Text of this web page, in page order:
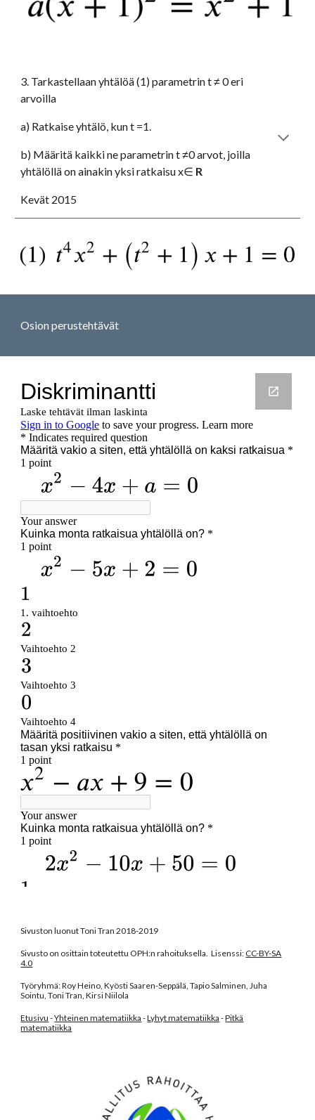
3. Tarkastellaan yhtälöä (1) parametrin t ≠ 0 eri
arvoilla
a) Ratkaise yhtälö, kun t =1.
b) Määritä kaikki ne parametrin t ≠0 arvot, joilla
yhtälöllä on ainakin yksi ratkaisu x∈ R
Kevät 2015
Osion perustehtävät
Sivuston luonut Toni Tran 2018-2019
Sivusto on osittain toteutettu OPH:n rahoituksella. Lisenssi: CC-BY-SA
4.0
Työryhmä: Roy Heino, Kyösti Saaren-Seppälä, Tapio Salminen, Juha
Sointu, Toni Tran, Kirsi Niilola
Etusivu -Yhteinen matematiikka -Lyhyt matematiikka -Pitkä
matematiikka